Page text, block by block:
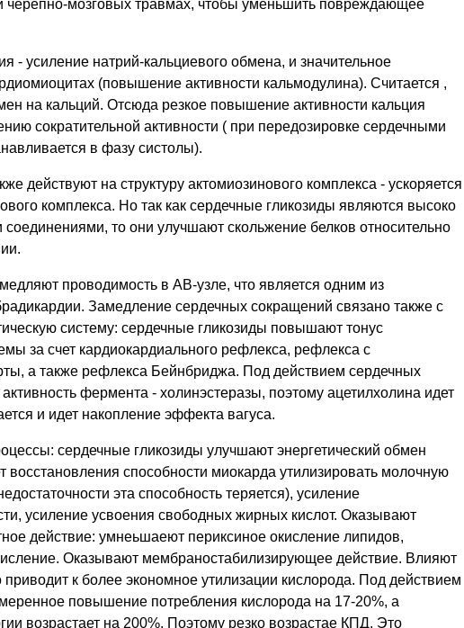
черепно-мозговых травмах, чтобы уменьшить повреждающее
- усиление натрий-кальциевого обмена, и значительное
(повышение активности кальмодулина). Считается ,
на кальций. Отсюда резкое повышение активности кальция
сократительной активности ( при передозировке сердечными
в фазу систолы).
действуют на структуру актомиозинового комплекса - ускоряется
комплекса. Но так как сердечные гликозиды являются высоко
то они улучшают скольжение белков относительно
проводимость в АВ-узле, что является одним из
Замедление сердечных сокращений связано также с
систему: сердечные гликозиды повышают тонус
за счет кардиокардиального рефлекса, рефлекса с
а также рефлекса Бейнбриджа. Под действием сердечных
фермента - холинэстеразы, поэтому ацетилхолина идет
и идет накопление эффекта вагуса.
сердечные гликозиды улучшают энергетический обмен
способности миокарда утилизировать молочную
эта способность теряется), усиление
усиление усвоения свободных жирных кислот. Оказывают
действие: умнеьшаеют периксиное окисление липидов,
Оказывают мембраностабилизирующее действие. Влияют
приводит к более экономное утилизации кислорода. Под действием
повышение потребления кислорода на 17-20%, а
возрастает на 200%. Поэтому резко возрастае КПД. Это